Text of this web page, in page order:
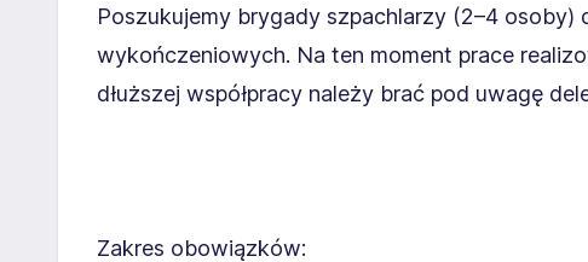
Poszukujemy brygady szpachlarzy (2–4 osoby)
wykończeniowych. Na ten moment prace
dłuższej współpracy należy brać pod uwagę
Zakres obowiązków: